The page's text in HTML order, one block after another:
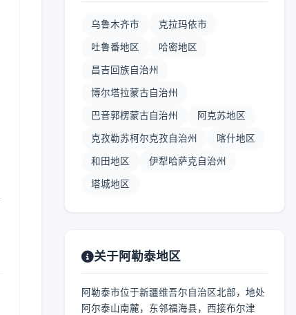
乌鲁木齐市 克拉玛依市
吐鲁番地区 哈密地区
昌吉回族自治州
博尔塔拉蒙古自治州
巴音郭楞蒙古自治州 阿克苏地区
克孜勒苏柯尔克孜自治州 喀什地区
和田地区 伊犁哈萨克自治州
塔城地区
关于阿勒泰地区
阿勒泰市位于新疆维吾尔自治区北部，地处
阿尔泰山南麓，东邻福海县，西接布尔津